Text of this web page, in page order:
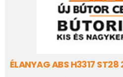
ÉLANYAG ABS H3317